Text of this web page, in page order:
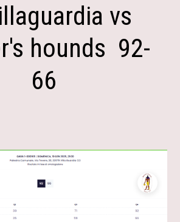
vs
hounds 92-
66